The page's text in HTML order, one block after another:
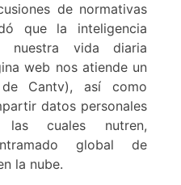
de normativas
que la inteligencia
nuestra vida diaria
web nos atiende un
Cantv), así como
datos personales
cuales nutren,
global de
la nube.